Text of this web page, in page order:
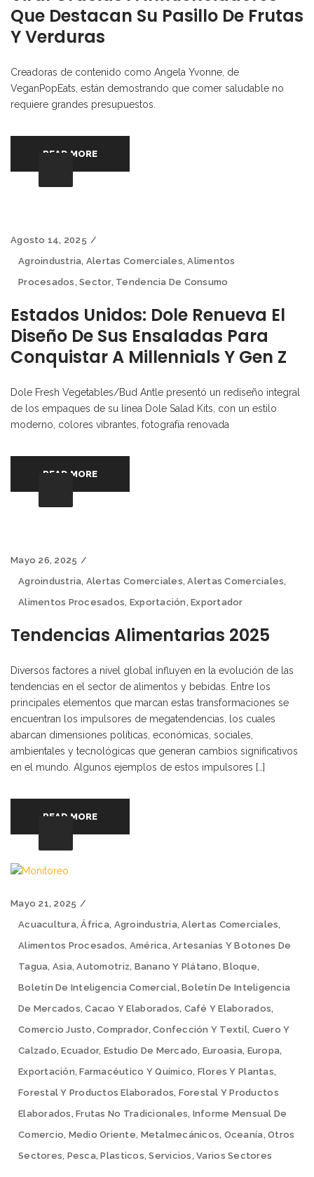
Que Destacan Su Pasillo De Frutas
Y Verduras
Creadoras de contenido como Angela Yvonne, de
VeganPopEats, están demostrando que comer saludable no
requiere grandes presupuestos.
READ MORE
Agosto 14, 2025
Agroindustria, Alertas Comerciales,Alimentos
Procesados ,Sector, Tendencia De Consumo
Estados Unidos: Dole Renueva El
Diseño De Sus Ensaladas Para
Conquistar A Millennials Y Gen Z
Dole Fresh Vegetables/Bud Antle presentó un rediseño integral
de los empaques de su línea Dole Salad Kits, con un estilo
moderno, colores vibrantes, fotografía renovada
READ MORE
Mayo 26, 2025
Agroindustria, Alertas Comerciales,Alertas Comerciales,
Alimentos Procesados, Exportación ,Exportador
Tendencias Alimentarias 2025
Diversos factores a nivel global influyen en la evolución de las
tendencias en el sector de alimentos y bebidas. Entre los
principales elementos que marcan estas transformaciones se
encuentran los impulsores de megatendencias, los cuales
abarcan dimensiones políticas, económicas, sociales,
ambientales y tecnológicas que generan cambios significativos
en el mundo. Algunos ejemplos de estos impulsores […]
READ MORE
Mayo 21, 2025
Acuacultura,África, Agroindustria,Alertas Comerciales,
Alimentos Procesados, América,Artesanías Y Botones De
Tagua, Asia,Automotriz, Banano Y Plátano ,Bloque,
Boletín De Inteligencia Comercial,Boletín De Inteligencia
De Mercados,Cacao Y Elaborados, Café Y Elaborados,
Comercio Justo ,Comprador,Confección Y Textil, Cuero Y
Calzado,Ecuador, Estudio De Mercado, Euroasia, Europa,
Exportación,Farmacéutico Y Químico, Flores Y Plantas,
Forestal Y Productos Elaborados, Forestal Y Productos
Elaborados ,Frutas No Tradicionales, Informe Mensual De
Comercio, Medio Oriente, Metalmecánicos, Oceanía,Otros
Sectores, Pesca,Plasticos,Servicios ,Varios Sectores